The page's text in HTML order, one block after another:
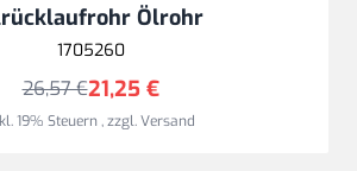
Ölrohr
1705260
21,25 €
26,57 €
19% Steuern,zzgl.Versand